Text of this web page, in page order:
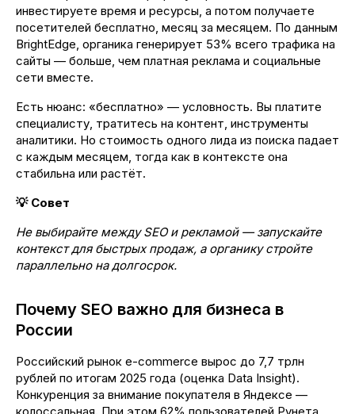
инвестируете время и ресурсы, а потом получаете
посетителей бесплатно, месяц за месяцем. По данным
BrightEdge, органика генерирует 53% всего трафика на
сайты — больше, чем платная реклама и социальные
сети вместе.
Есть нюанс: «бесплатно» — условность. Вы платите
специалисту, тратитесь на контент, инструменты
аналитики. Но стоимость одного лида из поиска падает
с каждым месяцем, тогда как в контексте она
стабильна или растёт.
💡 Совет
Не выбирайте между SEO и рекламой — запускайте
контекст для быстрых продаж, а органику стройте
параллельно на долгосрок.
Почему SEO важно для бизнеса в
России
Российский рынок e-commerce вырос до 7,7 трлн
рублей по итогам 2025 года (оценка Data Insight).
Конкуренция за внимание покупателя в Яндексе —
колоссальная. При этом 62% пользователей Рунета